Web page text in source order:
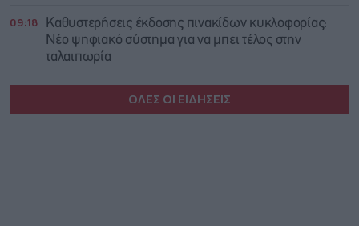
09:18
Καθυστερήσεις έκδοσης πινακίδων κυκλοφορίας:
Νέο ψηφιακό σύστημα για να μπει τέλος στην
ταλαιπωρία
ΟΛΕΣ ΟΙ ΕΙΔΗΣΕΙΣ